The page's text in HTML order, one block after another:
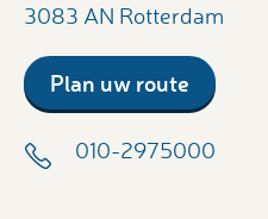
3083 AN Rotterdam
Plan uw route
010-2975000